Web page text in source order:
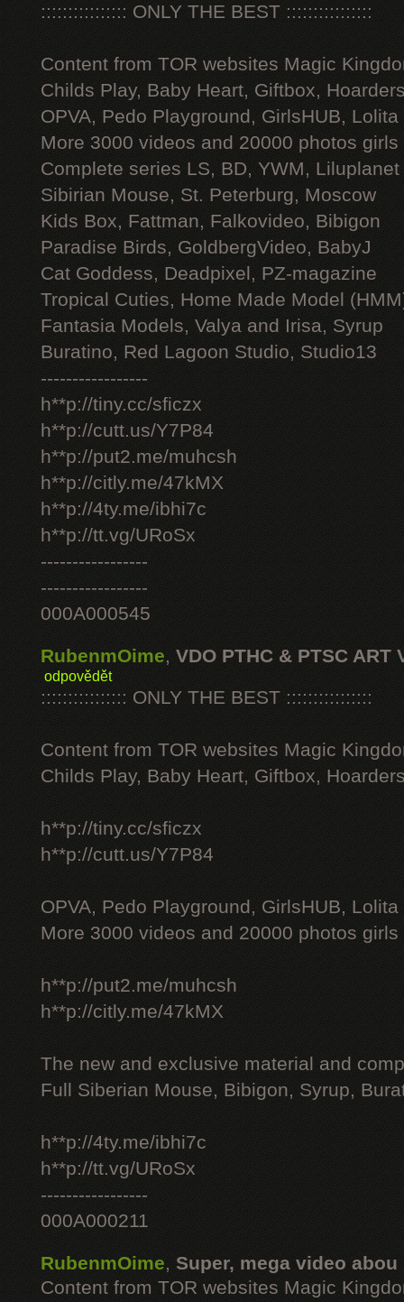
:::::::::::::::: ONLY THE BEST ::::::::::::::::
Content from TOR websites Magic
Childs Play, Baby Heart, Giftbox,
OPVA, Pedo Playground, GirlsHUB, Lolita
More 3000 videos and 20000 photos
Complete series LS, BD, YWM, Liluplanet
Sibirian Mouse, St. Peterburg, Moscow
Kids Box, Fattman, Falkovideo, Bibigon
Paradise Birds, GoldbergVideo, BabyJ
Cat Goddess, Deadpixel, PZ-magazine
Tropical Cuties, Home Made Model
Fantasia Models, Valya and Irisa, Syrup
Buratino, Red Lagoon Studio, Studio13
-----------------
h**p://tiny.cc/sficzx
h**p://cutt.us/Y7P84
h**p://put2.me/muhcsh
h**p://citly.me/47kMX
h**p://4ty.me/ibhi7c
h**p://tt.vg/URoSx
-----------------
-----------------
000A000545
RubenmOime, VDO PTHC & PTSC ART
odpovědět
:::::::::::::::: ONLY THE BEST ::::::::::::::::
Content from TOR websites Magic
Childs Play, Baby Heart, Giftbox,
h**p://tiny.cc/sficzx
h**p://cutt.us/Y7P84
OPVA, Pedo Playground, GirlsHUB, Lolita
More 3000 videos and 20000 photos
h**p://put2.me/muhcsh
h**p://citly.me/47kMX
The new and exclusive material and
Full Siberian Mouse, Bibigon, Syrup,
h**p://4ty.me/ibhi7c
h**p://tt.vg/URoSx
-----------------
000A000211
RubenmOime, Super, mega video abou
Content from TOR websites Magic